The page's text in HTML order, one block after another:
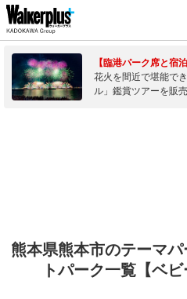
【臨港パーク席と宿
花火を間近で堪能で
ル」鑑賞ツアーを販
熊本県熊本市のテーマ
トパーク一覧【ベ